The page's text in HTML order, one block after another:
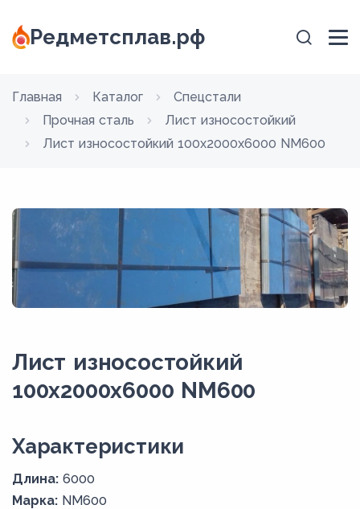
Редметсплав.рф
Главная Каталог
Спецстали
Прочная сталь
Лист износостойкий
Лист износостойкий 100x2000x6000 NM600
Лист износостойкий
100x2000x6000 NM600
Xарактеристики
Длина: 6000
Марка: NM600